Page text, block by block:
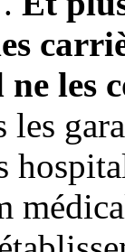
ne les
les